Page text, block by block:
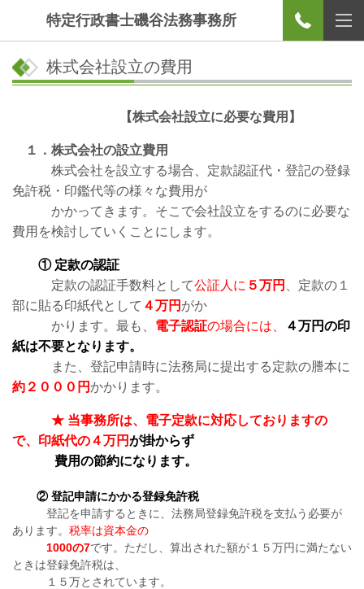
特定行政書士磯谷法務事務所
株式会社設立の費用
【株式会社設立に必要な費用】
１．株式会社の設立費用
株式会社を設立する場合、定款認証代・登記の登録
免許税・印鑑代等の様々な費用が
かかってきます。そこで会社設立をするのに必要な
費用を検討していくことにします。
① 定款の認証
定款の認証手数料として公証人に ５万円
、定款の１
部に貼る印紙代として ４万円 がか
かります。最も、 電子認証の場合には、
４万円の印
紙は不要となります。
また、登記申請時に法務局に提出する定款の謄本に
約２０００円かかります。
★ 当事務所は、電子定款に対応しておりますの
で、印紙代の４万円が掛からず
費用の節約になります。
② 登記申請にかかる登録免許税
登記を申請するときに、法務局登録免許税を支払う必要が
あります。 税率は資本金の
1000の7です。ただし、算出された額が１５万円に満たない
ときは登録免許税は、
１５万とされています。